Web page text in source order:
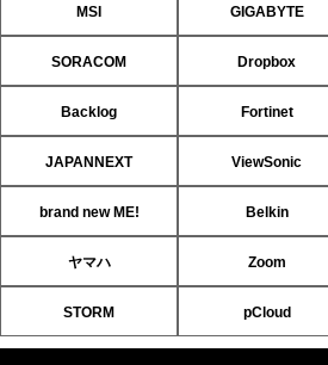
MSI GIGABYTE
SORACOM Dropbox
Backlog Fortinet
JAPANNEXT ViewSonic
brand new ME! Belkin
ヤマハ Zoom
STORM pCloud